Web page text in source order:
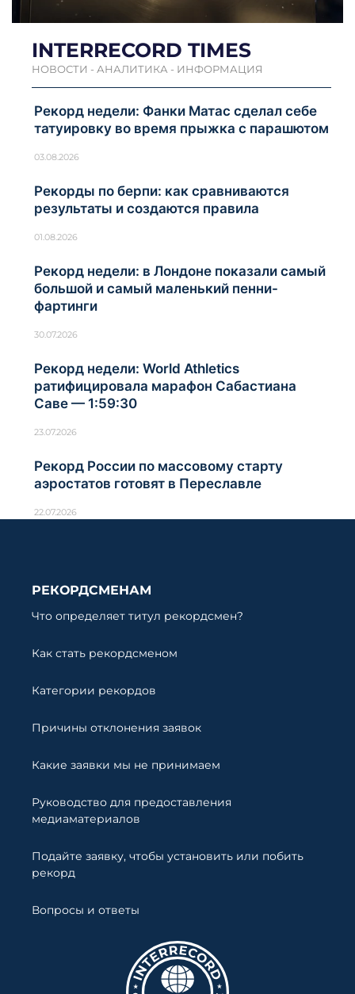
INTERRECORD TIMES
НОВОСТИ - АНАЛИТИКА - ИНФОРМАЦИЯ
Рекорд недели: Фанки Матас сделал себе
татуировку во время прыжка с парашютом
03.08.2026
Рекорды по берпи: как сравниваются
результаты и создаются правила
01.08.2026
Рекорд недели: в Лондоне показали самый
большой и самый маленький пенни-
фартинги
30.07.2026
Рекорд недели: World Athletics
ратифицировала марафон Сабастиана
Саве — 1:59:30
23.07.2026
Рекорд России по массовому старту
аэростатов готовят в Переславле
22.07.2026
РЕКОРДСМЕНАМ
Что определяет титул рекордсмен?
Как стать рекордсменом
Категории рекордов
Причины отклонения заявок
Какие заявки мы не принимаем
Руководство для предоставления
медиаматериалов
Подайте заявку, чтобы установить или побить
рекорд
Вопросы и ответы